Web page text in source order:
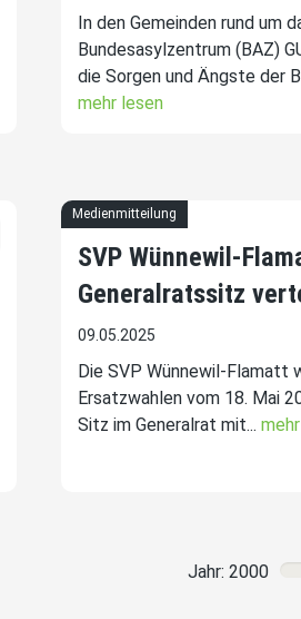
In den Gemeinden rund um
Bundesasylzentrum (BAZ)
die Sorgen und Ängste der
mehr lesen
Medienmitteilung
SVP Wünnewil-
Generalratssitz
09.05.2025
Die SVP Wünnewil-Flamatt
Ersatzwahlen vom 18. Mai
Sitz im Generalrat mit...
Jahr: 2000